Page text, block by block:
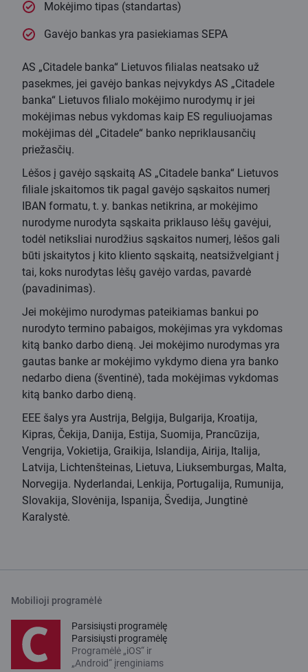
Mokėjimo tipas (standartas)
Gavėjo bankas yra pasiekiamas SEPA
AS „Citadele banka“ Lietuvos filialas neatsako už
pasekmes, jei gavėjo bankas neįvykdys AS „Citadele
banka“ Lietuvos filialo mokėjimo nurodymų ir jei
mokėjimas nebus vykdomas kaip ES reguliuojamas
mokėjimas dėl „Citadele“ banko nepriklausančių
priežasčių.
Lėšos į gavėjo sąskaitą AS „Citadele banka“ Lietuvos
filiale įskaitomos tik pagal gavėjo sąskaitos numerį
IBAN formatu, t. y. bankas netikrina, ar mokėjimo
nurodyme nurodyta sąskaita priklauso lėšų gavėjui,
todėl netiksliai nurodžius sąskaitos numerį, lėšos gali
būti įskaitytos į kito kliento sąskaitą, neatsižvelgiant į
tai, koks nurodytas lėšų gavėjo vardas, pavardė
(pavadinimas).
Jei mokėjimo nurodymas pateikiamas bankui po
nurodyto termino pabaigos, mokėjimas yra vykdomas
kitą banko darbo dieną. Jei mokėjimo nurodymas yra
gautas banke ar mokėjimo vykdymo diena yra banko
nedarbo diena (šventinė), tada mokėjimas vykdomas
kitą banko darbo dieną.
EEE šalys yra Austrija, Belgija, Bulgarija, Kroatija,
Kipras, Čekija, Danija, Estija, Suomija, Prancūzija,
Vengrija, Vokietija, Graikija, Islandija, Airija, Italija,
Latvija, Lichtenšteinas, Lietuva, Liuksemburgas, Malta,
Norvegija. Nyderlandai, Lenkija, Portugalija, Rumunija,
Slovakija, Slovėnija, Ispanija, Švedija, Jungtinė
Karalystė.
Mobilioji programėlė
Parsisiųsti programėlę
Parsisiųsti programėlę
Programėlė „iOS“ ir
„Android“ įrenginiams